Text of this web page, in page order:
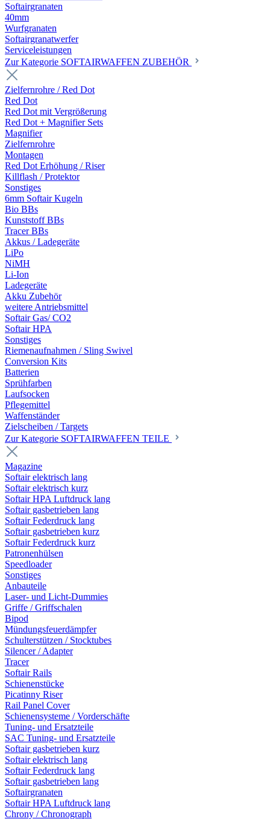
Softairgranaten
40mm
Wurfgranaten
Softairgranatwerfer
Serviceleistungen
Zur Kategorie SOFTAIRWAFFEN ZUBEHÖR
Zielfernrohre / Red Dot
Red Dot
Red Dot mit Vergrößerung
Red Dot + Magnifier Sets
Magnifier
Zielfernrohre
Montagen
Red Dot Erhöhung / Riser
Killflash / Protektor
Sonstiges
6mm Softair Kugeln
Bio BBs
Kunststoff BBs
Tracer BBs
Akkus / Ladegeräte
LiPo
NiMH
Li-Ion
Ladegeräte
Akku Zubehör
weitere Antriebsmittel
Softair Gas/ CO2
Softair HPA
Sonstiges
Riemenaufnahmen / Sling Swivel
Conversion Kits
Batterien
Sprühfarben
Laufsocken
Pflegemittel
Waffenständer
Zielscheiben / Targets
Zur Kategorie SOFTAIRWAFFEN TEILE
Magazine
Softair elektrisch lang
Softair elektrisch kurz
Softair HPA Luftdruck lang
Softair gasbetrieben lang
Softair Federdruck lang
Softair gasbetrieben kurz
Softair Federdruck kurz
Patronenhülsen
Speedloader
Sonstiges
Anbauteile
Laser- und Licht-Dummies
Griffe / Griffschalen
Bipod
Mündungsfeuerdämpfer
Schulterstützen / Stocktubes
Silencer / Adapter
Tracer
Softair Rails
Schienenstücke
Picatinny Riser
Rail Panel Cover
Schienensysteme / Vorderschäfte
Tuning- und Ersatzteile
SAC Tuning- und Ersatzteile
Softair gasbetrieben kurz
Softair elektrisch lang
Softair Federdruck lang
Softair gasbetrieben lang
Softairgranaten
Softair HPA Luftdruck lang
Chrony / Chronograph